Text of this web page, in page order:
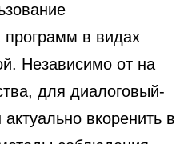
программ в видах
Независимо от на
для диалоговый-
вкоренить в